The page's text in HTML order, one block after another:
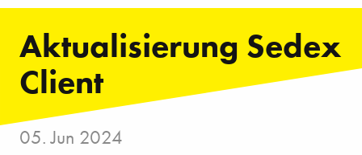
Aktualisierung Sedex
Client
05. Jun 2024